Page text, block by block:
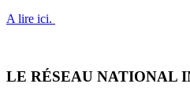
A lire ici.
LE RÉSEAU NATIONAL